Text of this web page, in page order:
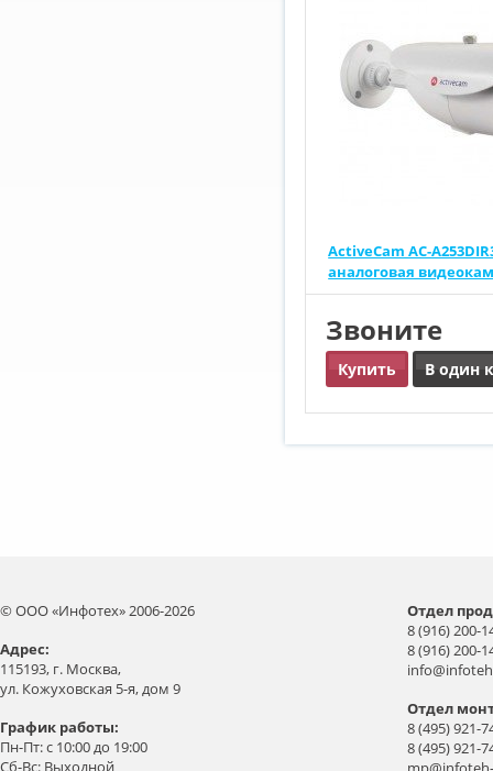
ActiveCam AC-
аналоговая
Звоните
Купить В один
© ООО «Инфотех» 2006-2026
Aдрес:
115193, г. Москва,
ул. Кожуховская 5-я, дом 9
График работы:
Пн-Пт: с 10:00 до 19:00
Сб-Вс: Выходной
Отдел
8 (916) 200-
8 (916) 200-
Отдел
8 (495) 921-
8 (495) 921-